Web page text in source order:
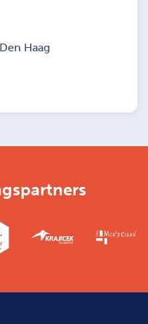
Haag